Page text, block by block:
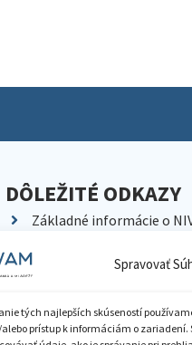
Spravovať
tých najlepších skúseností
prístup k informáciám o
DÔLEŽITÉ ODKAZY
Základné informácie o
Kariéra
Pracoviská NIVaM